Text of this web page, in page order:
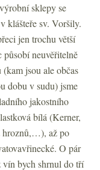
sklepy se
klášteře sv. Voršily.
jen trochu větší
působí neuvěřitelně
jsou ale občas
dobu v sudu) jsme
jakostního
bílá (Kerner,
hroznů,…), až po
O pár
bych shrnul do tří